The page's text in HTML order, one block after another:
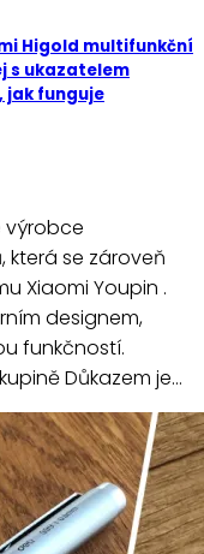
Higold multifunkční
s ukazatelem
jak funguje
výrobce
která se zároveň
Xiaomi Youpin .
designem,
funkčností.
Důkazem je…